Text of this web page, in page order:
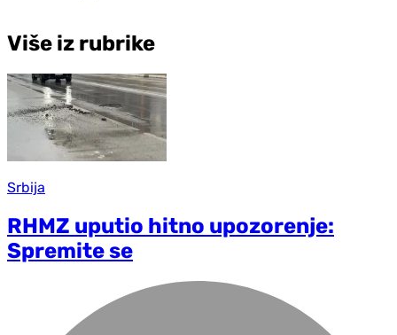
Više iz rubrike
Srbija
RHMZ uputio hitno upozorenje:
Spremite se